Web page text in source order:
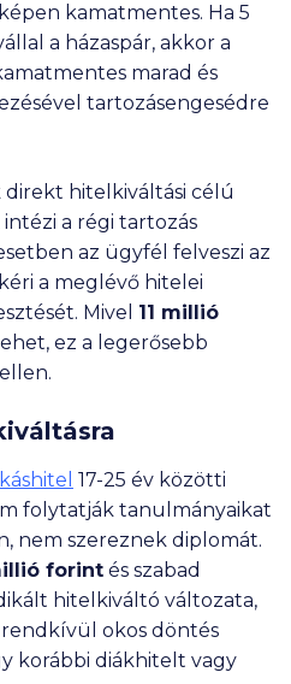
kamatmentes. Ha 5
a házaspár, akkor a
marad és
tartozásengesédre
hitelkiváltási célú
intézi a régi tartozás
az ügyfél felveszi az
a meglévő hitelei
Mivel 11 millió
ez a legerősebb
17-25 év közötti
folytatják tanulmányaikat
nem szereznek diplomát.
forint és szabad
hitelkiváltó változata,
okos döntés
korábbi diákhitelt vagy